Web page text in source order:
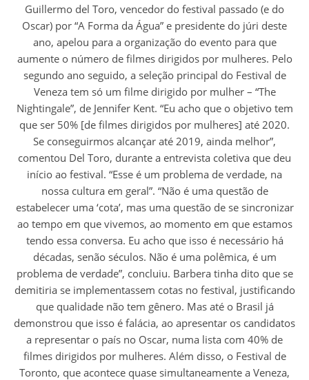
Guillermo del Toro, vencedor do festival passado (e do
Oscar) por “A Forma da Água” e presidente do júri deste
ano, apelou para a organização do evento para que
aumente o número de filmes dirigidos por mulheres. Pelo
segundo ano seguido, a seleção principal do Festival de
Veneza tem só um filme dirigido por mulher – “The
Nightingale”, de Jennifer Kent. “Eu acho que o objetivo tem
que ser 50% [de filmes dirigidos por mulheres] até 2020.
Se conseguirmos alcançar até 2019, ainda melhor”,
comentou Del Toro, durante a entrevista coletiva que deu
início ao festival. “Esse é um problema de verdade, na
nossa cultura em geral”. “Não é uma questão de
estabelecer uma ‘cota’, mas uma questão de se sincronizar
ao tempo em que vivemos, ao momento em que estamos
tendo essa conversa. Eu acho que isso é necessário há
décadas, senão séculos. Não é uma polêmica, é um
problema de verdade”, concluiu. Barbera tinha dito que se
demitiria se implementassem cotas no festival, justificando
que qualidade não tem gênero. Mas até o Brasil já
demonstrou que isso é falácia, ao apresentar os candidatos
a representar o país no Oscar, numa lista com 40% de
filmes dirigidos por mulheres. Além disso, o Festival de
Toronto, que acontece quase simultaneamente a Veneza,